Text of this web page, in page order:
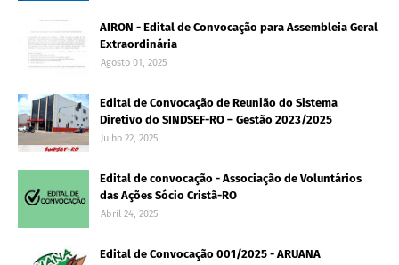
AIRON - Edital de Convocação para Assembleia Geral
Extraordinária
Agosto 01, 2025
Edital de Convocação de Reunião do Sistema
Diretivo do SINDSEF-RO – Gestão 2023/2025
Julho 22, 2025
Edital de convocação - Associação de Voluntários
das Ações Sócio Cristã-RO
Abril 24, 2025
Edital de Convocação 001/2025 - ARUANA